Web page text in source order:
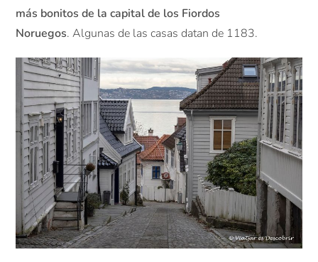
más bonitos de la capital de los Fiordos
Noruegos. Algunas de las casas datan de 1183.